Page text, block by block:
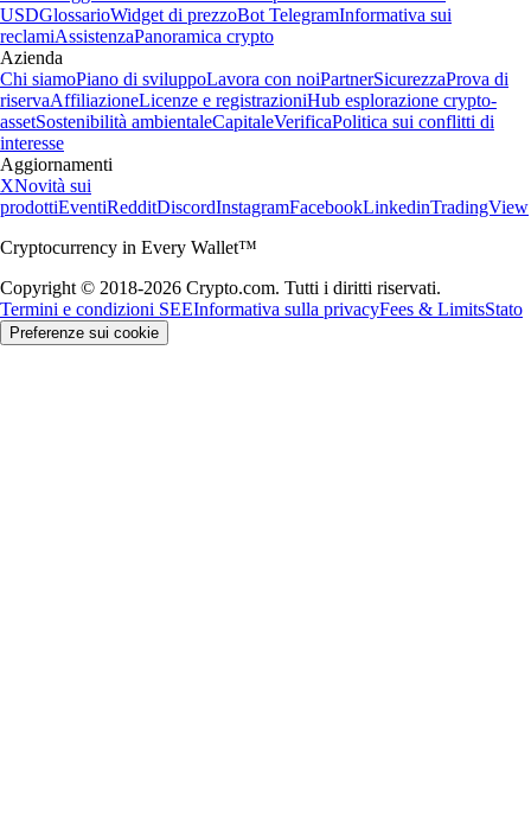
USDGlossarioWidget di prezzoBot TelegramInformativa sui
reclamiAssistenzaPanoramica crypto
Azienda
Chi siamoPiano di sviluppoLavora con noiPartnerSicurezzaProva di
riservaAffiliazioneLicenze e registrazioniHub esplorazione crypto-
assetSostenibilità ambientaleCapitaleVerificaPolitica sui conflitti di
interesse
Aggiornamenti
XNovità sui
prodottiEventiRedditDiscordInstagramFacebookLinkedinTradingView
Cryptocurrency in Every Wallet™
Copyright © 2018-2026 Crypto.com. Tutti i diritti riservati.
Termini e condizioni SEEInformativa sulla privacyFees & LimitsStato
Preferenze sui cookie